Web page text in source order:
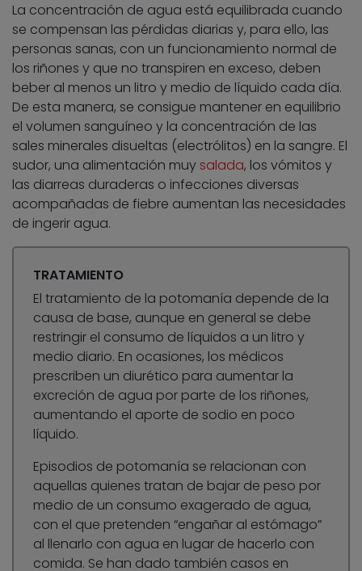
La concentración de agua está equilibrada cuando
se compensan las pérdidas diarias y, para ello, las
personas sanas, con un funcionamiento normal de
los riñones y que no transpiren en exceso, deben
beber al menos un litro y medio de líquido cada día.
De esta manera, se consigue mantener en equilibrio
el volumen sanguíneo y la concentración de las
sales minerales disueltas (electrólitos) en la sangre. El
sudor, una alimentación muy salada, los vómitos y
las diarreas duraderas o infecciones diversas
acompañadas de fiebre aumentan las necesidades
de ingerir agua.
TRATAMIENTO
El tratamiento de la potomanía depende de la
causa de base, aunque en general se debe
restringir el consumo de líquidos a un litro y
medio diario. En ocasiones, los médicos
prescriben un diurético para aumentar la
excreción de agua por parte de los riñones,
aumentando el aporte de sodio en poco
líquido.
Episodios de potomanía se relacionan con
aquellas quienes tratan de bajar de peso por
medio de un consumo exagerado de agua,
con el que pretenden “engañar al estómago”
al llenarlo con agua en lugar de hacerlo con
comida. Se han dado también casos en